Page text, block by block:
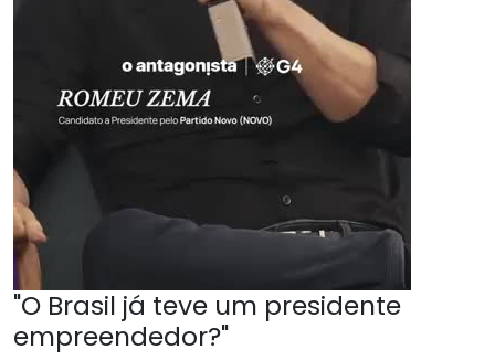
"O Brasil já teve um presidente
empreendedor?"